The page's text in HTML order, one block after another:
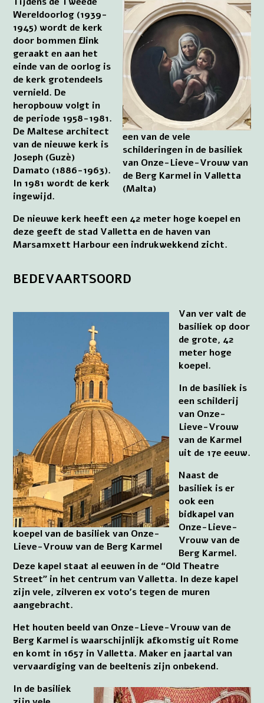
een van de vele
schilderingen in de basiliek
van Onze-Lieve-Vrouw van
de Berg Karmel in Valletta
(Malta)
Wereldoorlog (1939-
1945) wordt de kerk
door bommen flink
geraakt en aan het
einde van de oorlog is
de kerk grotendeels
vernield. De
heropbouw volgt in
de periode 1958-1981.
De Maltese architect
van de nieuwe kerk is
Joseph (Guzè)
Damato (1886-1963).
In 1981 wordt de kerk
ingewijd.
De nieuwe kerk heeft een 42 meter hoge koepel en
deze geeft de stad Valletta en de haven van
Marsamxett Harbour een indrukwekkend zicht.
BEDEVAARTSOORD
koepel van de basiliek van Onze-
Lieve-Vrouw van de Berg Karmel
Van ver valt de
basiliek op door
de grote, 42
meter hoge
koepel.
In de basiliek is
een schilderij
van Onze-
Lieve-Vrouw
van de Karmel
uit de 17e eeuw.
Naast de
basiliek is er
ook een
bidkapel van
Onze-Lieve-
Vrouw van de
Berg Karmel.
Deze kapel staat al eeuwen in de “Old Theatre
Street” in het centrum van Valletta. In deze kapel
zijn vele, zilveren ex voto’s tegen de muren
aangebracht.
Het houten beeld van Onze-Lieve-Vrouw van de
Berg Karmel is waarschijnlijk afkomstig uit Rome
en komt in 1657 in Valletta. Maker en jaartal van
vervaardiging van de beeltenis zijn onbekend.
In de basiliek